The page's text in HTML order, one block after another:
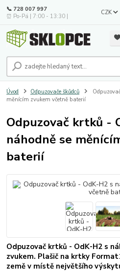
CZK
📞 728 007 997
⏰ Po-Pá | 7:00 - 13:30 |
Úvod Odpuzovače škůdců
měnícím zvukem včetně baterií
Odpuzovač krtků -
náhodně se
baterií
Odpuzovač krtků - OdK-H2 s
zvukem. Plašič na krtky
země v místě největšího